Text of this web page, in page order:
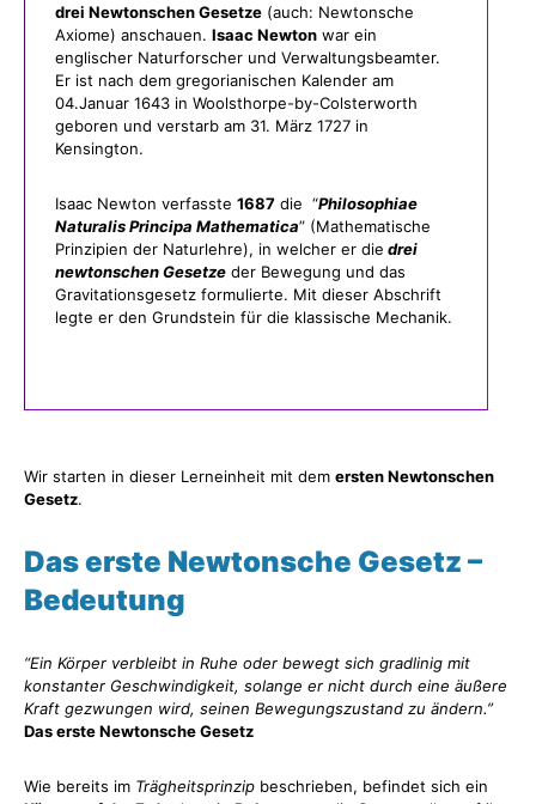
drei Newtonschen Gesetze (auch: Newtonsche
Axiome) anschauen. Isaac Newton war ein
englischer Naturforscher und Verwaltungsbeamter.
Er ist nach dem gregorianischen Kalender am
04.Januar 1643 in Woolsthorpe-by-Colsterworth
geboren und verstarb am 31. März 1727 in
Kensington.
Isaac Newton verfasste 1687 die “Philosophiae
Naturalis Principa Mathematica” (Mathematische
Prinzipien der Naturlehre), in welcher er die drei
newtonschen Gesetze der Bewegung und das
Gravitationsgesetz formulierte. Mit dieser Abschrift
legte er den Grundstein für die klassische Mechanik.
Wir starten in dieser Lerneinheit mit dem ersten Newtonschen
Gesetz.
Das erste Newtonsche Gesetz –
Bedeutung
“Ein Körper verbleibt in Ruhe oder bewegt sich gradlinig mit
konstanter Geschwindigkeit, solange er nicht durch eine äußere
Kraft gezwungen wird, seinen Bewegungszustand zu ändern.”
Das erste Newtonsche Gesetz
Wie bereits im Trägheitsprinzip beschrieben, befindet sich ein